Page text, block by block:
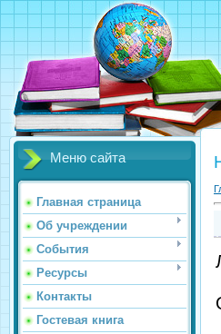
Меню сайта
Главная страница
Об учреждении
События
Ресурсы
Контакты
Гостевая книга